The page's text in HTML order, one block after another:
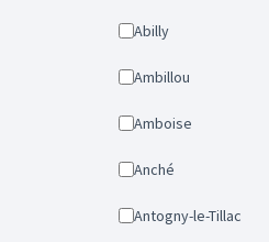
Abilly
Ambillou
Amboise
Anché
Antogny-le-Tillac